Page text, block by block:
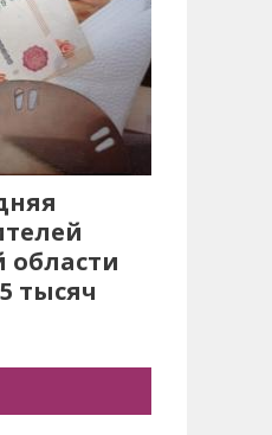
области
тысяч